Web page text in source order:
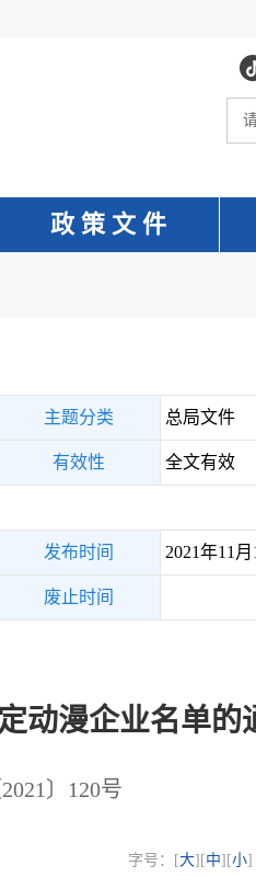
政 策 文 件
主题分类 总局文件
有效性 全文有效
发布时间 2021年11月
废止时间
动漫企业名单的
〕120号
字号：[大][中][小]